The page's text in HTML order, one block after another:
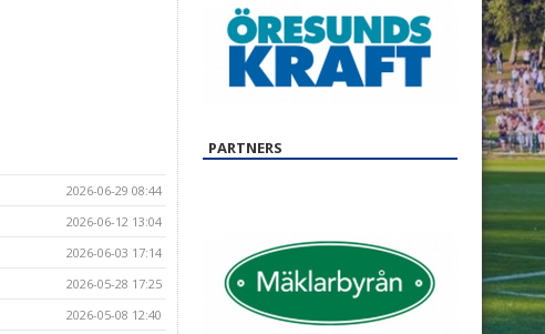
2026-06-29 08:44
2026-06-12 13:04
2026-06-03 17:14
2026-05-28 17:25
2026-05-08 12:40
PARTNERS